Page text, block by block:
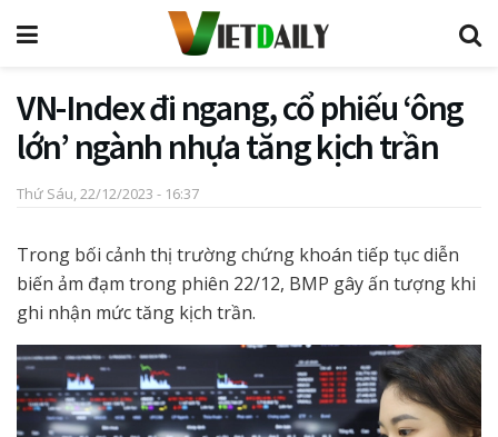
VN-Index đi ngang, cổ phiếu ‘ông
lớn’ ngành nhựa tăng kịch trần
Thứ Sáu, 22/12/2023 - 16:37
Trong bối cảnh thị trường chứng khoán tiếp tục diễn
biến ảm đạm trong phiên 22/12, BMP gây ấn tượng khi
ghi nhận mức tăng kịch trần.